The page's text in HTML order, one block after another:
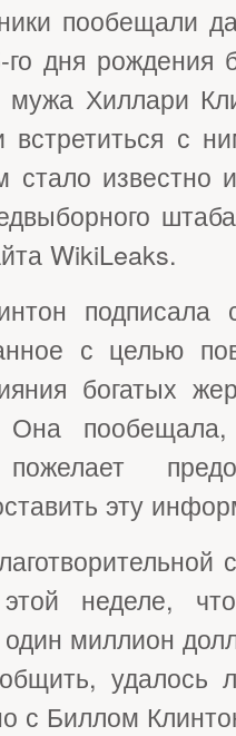
пообещали
го дня
мужа Хиллари
встретиться с
стало известно
WikiLeaks.
подписала
с целью
богатых
пожелает
эту
этой неделе,
миллион
удалось
с Биллом